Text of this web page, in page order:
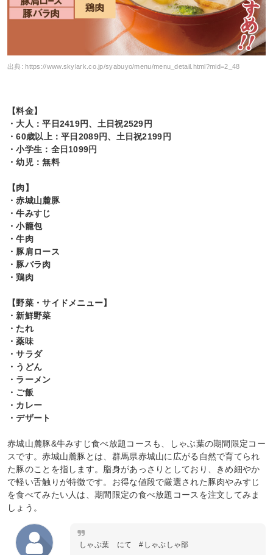
出典: https://www.skylark.co.jp/syabuyo/menu/menu_detail.html?mid=2_48
【料金】
・大人：平日2419円、土日祝2529円
・60歳以上：平日2089円、土日祝2199円
・小学生：全日1099円
・幼児：無料
【肉】
・赤城山麓豚
・牛みすじ
・小籠包
・牛肉
・豚肩ロース
・豚バラ肉
・鶏肉
【野菜・サイドメニュー】
・新鮮野菜
・たれ
・薬味
・サラダ
・うどん
・ラーメン
・ご飯
・カレー
・デザート
赤城山麓豚&牛みすじ食べ放題コースも、しゃぶ葉の期間限定コー
スです。赤城山麓豚とは、群馬県赤城山に広がる自然で育てられ
た豚のことを指します。脂身があっさりとしており、きめ細やか
で軽い舌触りが特徴です。お得な値段で厳選された豚肉やみすじ
を食べてみたい人は、期間限定の食べ放題コースを注文してみま
しょう。
しゃぶ葉 にて #しゃぶしゃ部